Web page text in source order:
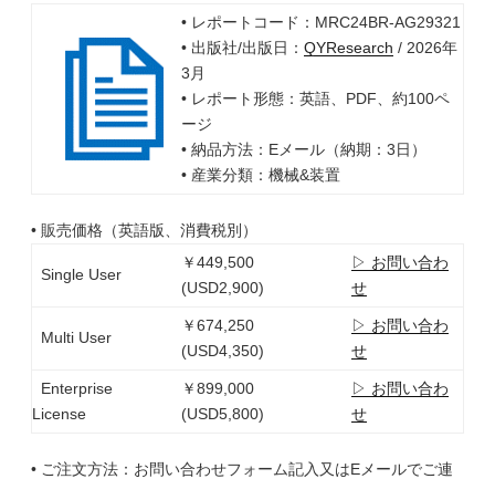
• レポートコード：MRC24BR-AG29321
• 出版社/出版日： QYResearch / 2026年
3月
• レポート形態：英語、PDF、約100ペ
ージ
• 納品方法：Eメール（納期：3日）
• 産業分類：機械&装置
• 販売価格（英語版、消費税別）
Single User
￥449,500
(USD2,900)
▷ お問い合わ
せ
Multi User
￥674,250
(USD4,350)
▷ お問い合わ
せ
Enterprise
License
￥899,000
(USD5,800)
▷ お問い合わ
せ
• ご注文方法：お問い合わせフォーム記入又はEメールでご連